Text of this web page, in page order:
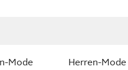
Mode Herren-Mode